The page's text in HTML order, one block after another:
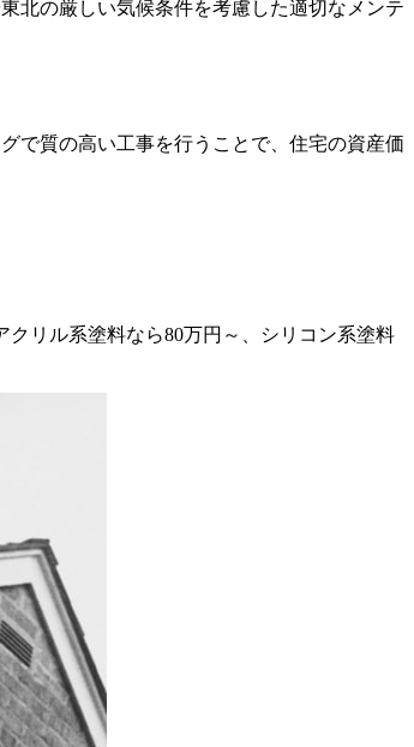
北の厳しい気候条件を考慮した適切なメンテ
で質の高い工事を行うことで、住宅の資産価
リル系塗料なら80万円～、シリコン系塗料